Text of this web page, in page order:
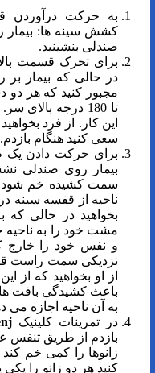
به حرکت درآوردن
کشش سینه ها: بیمار
صندلی بنشینید.
برای تحرک قسمت
در حالی که بیمار
مجبور کنید که هر
تا 180 درجه
این کار. از فرد
سعی کنید هنگام
برای حرکت دادن
بیمار روی صندلی
سمت کشیده خم شود
ناحیه از قفسه سینه
بخواهید در حالی
مشت خود را به ناحیه
و نفس خود را خارج
نزدیکی سمت راست
از او بخواهید که از
باعث کشیدگی بافت
به آن ناحیه اجازه می
در تمرینات کلینیک
بازدم از طریق تنفس
زانوها را کمی خم
کنید هر دو زانو را